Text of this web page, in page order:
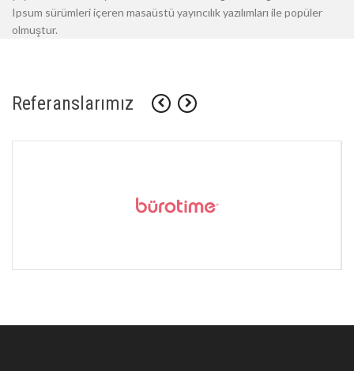
Ipsum sürümleri içeren masaüstü yayıncılık yazılımları ile popüler
olmuştur.
Referanslarımız